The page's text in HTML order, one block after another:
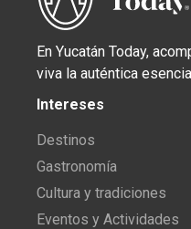
En Yucatán Today,
viva la auténtica
Intereses
Destinos
Gastronomía
Cultura y tradiciones
Eventos y Actividades